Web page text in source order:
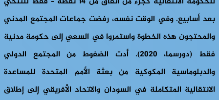
بعد أسابيع. وفي الوقت نفسه، رفضت جماعات المجتمع المدني
والمحتجون هذه الخطوة واستمروا في السعي إلى حكومة مدنية
فقط (دورسما، 2020). أدت الضغوط من المجتمع الدولي
والدبلوماسية المكوكية من بعثة الأمم المتحدة للمساعدة
الانتقالية المتكاملة في السودان والاتحاد الأفريقي إلى إطلاق